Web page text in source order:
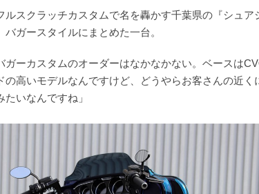
スクラッチカスタムで名を轟かす千葉県の『シュア
ガースタイルにまとめた一台。
ガーカスタムのオーダーはなかなかない。ベースは
の高いモデルなんですけど、どうやらお客さんの近く
いなんですね」